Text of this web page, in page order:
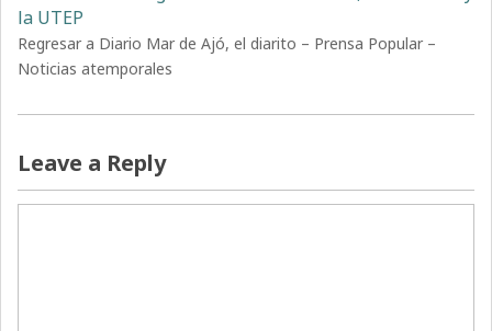
la UTEP
Regresar a Diario Mar de Ajó, el diarito – Prensa Popular –
Noticias atemporales
Leave a Reply